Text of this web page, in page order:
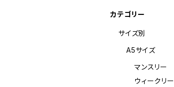
カテゴリー
サイズ別
A5サイズ
マンスリー
ウィークリー